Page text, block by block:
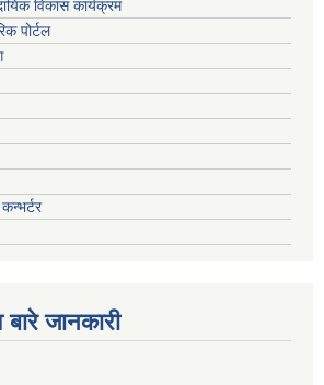
विकास कार्यक्रम
पोर्टल
जानकारी